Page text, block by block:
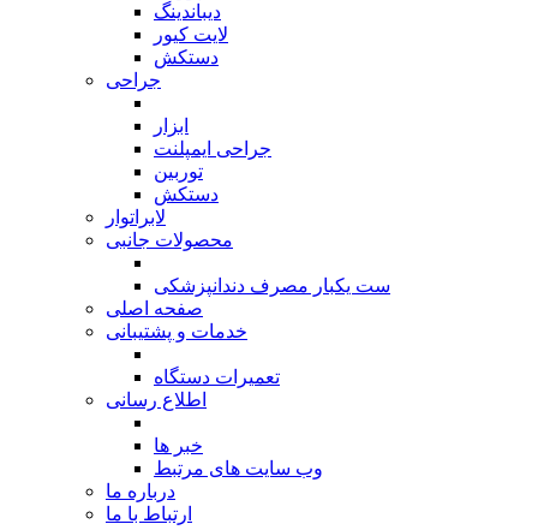
دیباندینگ
لایت کیور
دستکش
جراحی
ابزار
جراحی ایمپلنت
توربین
دستکش
لابراتوار
محصولات جانبی
ست یکبار مصرف دندانپزشکی
صفحه اصلی
خدمات و پشتیبانی
تعمیرات دستگاه
اطلاع رسانی
خبر ها
وب سایت های مرتبط
درباره ما
ارتباط با ما